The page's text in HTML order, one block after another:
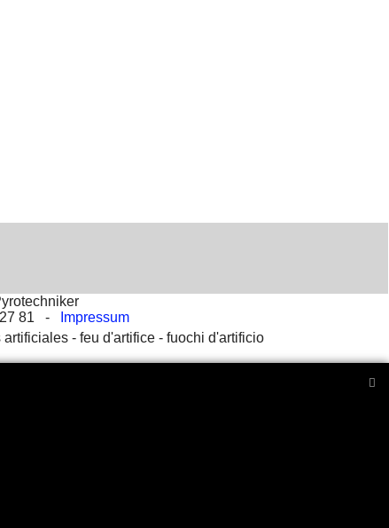
81 -
Impressum
artificiales - feu d'artifice - fuochi d'artificio